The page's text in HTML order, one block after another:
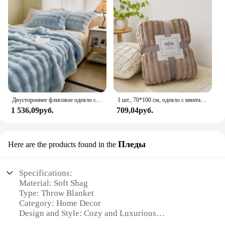
Двустороннее флисовое одеяло с кроликом, теплое однотонное плюшевое одеяло из искусственного меха, плюшевое одеяло с искусственным кроликом для дивана, офиса
1 536,09руб.
1 шт., 70*100 см, одеяло с имитацией кролика, супер-мягкое теплое двойное утолщенное офисное одеяло для сна, чехол для дивана, одеяло
709,04руб.
Here are the products found in the Пледы
Specifications:
Material: Soft Shag
Type: Throw Blanket
Category: Home Decor
Design and Style: Cozy and Luxurious